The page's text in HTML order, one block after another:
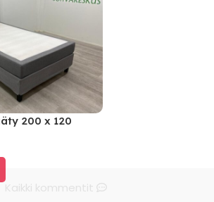
200 x 120